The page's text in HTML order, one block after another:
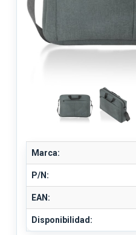
Marca:
P/N:
EAN:
Disponibilidad: